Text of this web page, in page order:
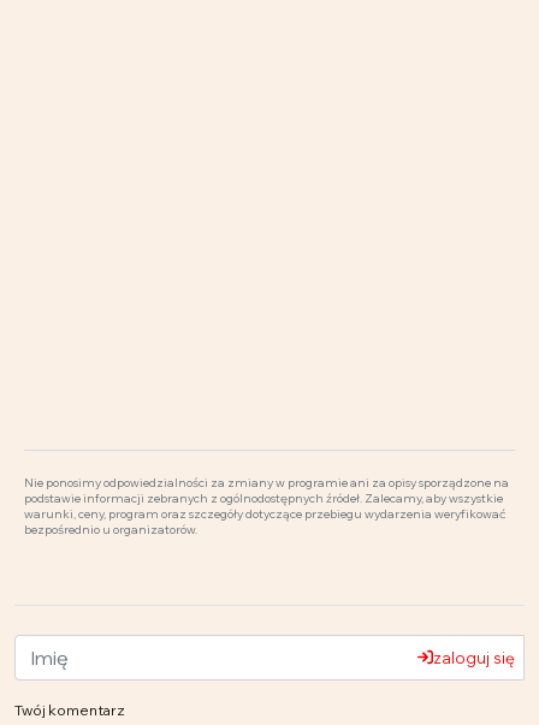
Nie ponosimy odpowiedzialności za zmiany w programie ani za opisy sporządzone na
podstawie informacji zebranych z ogólnodostępnych źródeł. Zalecamy, aby wszystkie
warunki, ceny, program oraz szczegóły dotyczące przebiegu wydarzenia weryfikować
bezpośrednio u organizatorów.
zaloguj się
Twój komentarz